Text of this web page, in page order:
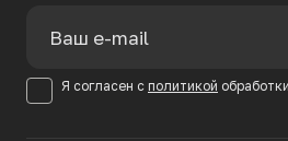
Я согласен с политикой